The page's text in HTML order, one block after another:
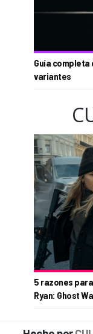
Guía completa
variantes
5 razones
Ryan: Ghost